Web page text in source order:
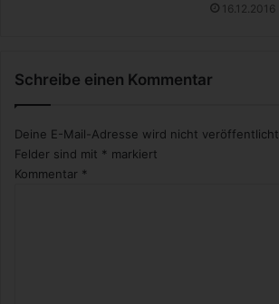
16.12.2016
Schreibe einen Kommentar
Deine E-Mail-Adresse wird nicht veröffentlicht.
Felder sind mit * markiert
Kommentar *